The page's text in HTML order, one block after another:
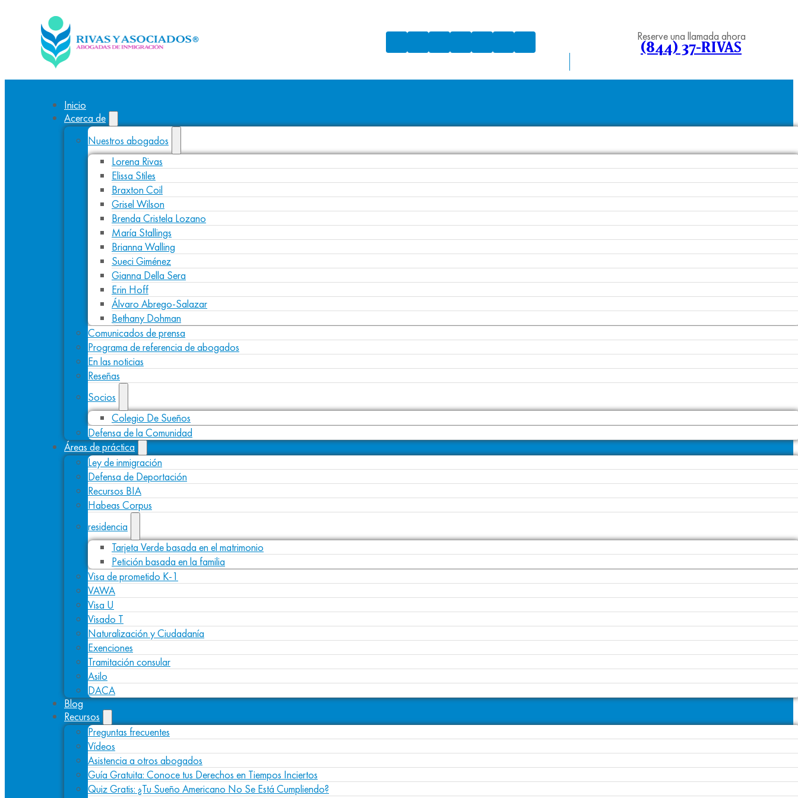
Reserve una llamada ahora
(844) 37-RIVAS
Inicio
Acerca de
Nuestros abogados
Lorena Rivas
Elissa Stiles
Braxton Coil
Grisel Wilson
Brenda Cristela Lozano
María Stallings
Brianna Walling
Sueci Giménez
Gianna Della Sera
Erin Hoff
Álvaro Abrego-Salazar
Bethany Dohman
Comunicados de prensa
Programa de referencia de abogados
En las noticias
Reseñas
Socios
Colegio De Sueños
Defensa de la Comunidad
Áreas de práctica
Ley de inmigración
Defensa de Deportación
Recursos BIA
Habeas Corpus
residencia
Tarjeta Verde basada en el matrimonio
Petición basada en la familia
Visa de prometido K-1
VAWA
Visa U
Visado T
Naturalización y Ciudadanía
Exenciones
Tramitación consular
Asilo
DACA
Blog
Recursos
Preguntas frecuentes
Vídeos
Asistencia a otros abogados
Guía Gratuita: Conoce tus Derechos en Tiempos Inciertos
Quiz Gratis: ¿Tu Sueño Americano No Se Está Cumpliendo?